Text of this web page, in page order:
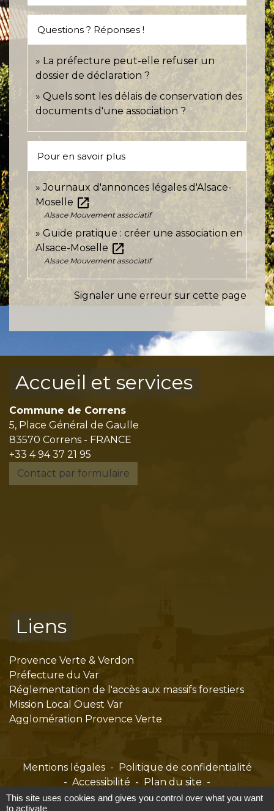
Questions ? Réponses !
La préfecture peut-elle refuser un
dossier de déclaration ?
Quels sont les délais de conservation des
documents d'une association ?
Pour en savoir plus
Journaux d'annonces légales d'Alsace-
Moselle open_in_new
Alsace Mouvement associatif
Guide pratique : créer une association en
Alsace-Moselle open_in_new
Alsace Mouvement associatif
Signaler une erreur sur cette page
Accueil et services
Commune de Correns
5, Place Général de Gaulle
83570 Correns - FRANCE
+33 4 94 37 21 95
Contact par formulaire
Liens
Provence Verte & Verdon
Préfecture du Var
Réglementation de l'accès aux massifs forestiers
Mission Local Ouest Var
Agglomération Provence Verte
Mentions légales - Politique de confidentialité
- Accessibilité - Plan du site -
Gestion des cookies
This site uses cookies and gives you control over what you want
to activate